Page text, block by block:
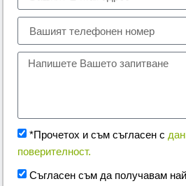
*Прочетох и съм съгласен с
поверителност.
Съгласен съм да получавам